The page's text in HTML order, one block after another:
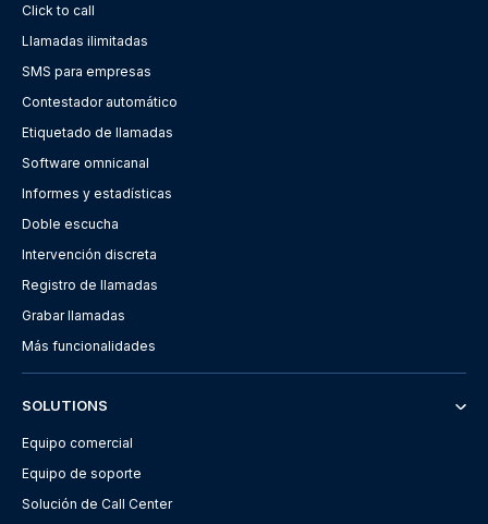
Click to call
Llamadas ilimitadas
SMS para empresas
Contestador automático
Etiquetado de llamadas
Software omnicanal
Informes y estadísticas
Doble escucha
Intervención discreta
Registro de llamadas
Grabar llamadas
Más funcionalidades
SOLUTIONS
Equipo comercial
Equipo de soporte
Solución de Call Center